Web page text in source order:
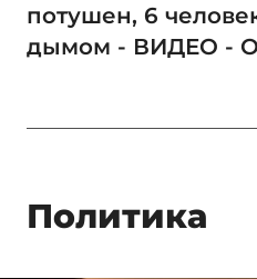
потушен, 6
дымом - ВИДЕО -
Политика